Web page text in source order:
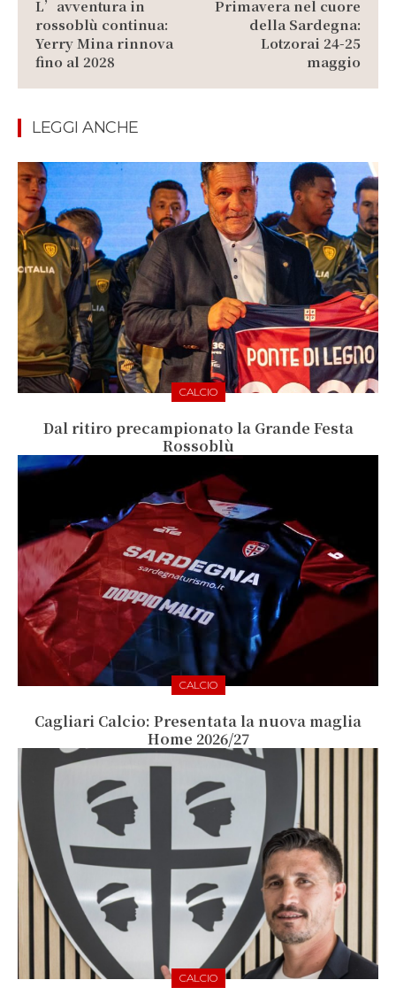
L’avventura in
rossoblù continua:
Yerry Mina rinnova
fino al 2028
Primavera nel cuore
della Sardegna:
Lotzorai 24-25
maggio
LEGGI ANCHE
CALCIO
Dal ritiro precampionato la Grande Festa
Rossoblù
CALCIO
Cagliari Calcio: Presentata la nuova maglia
Home 2026/27
CALCIO